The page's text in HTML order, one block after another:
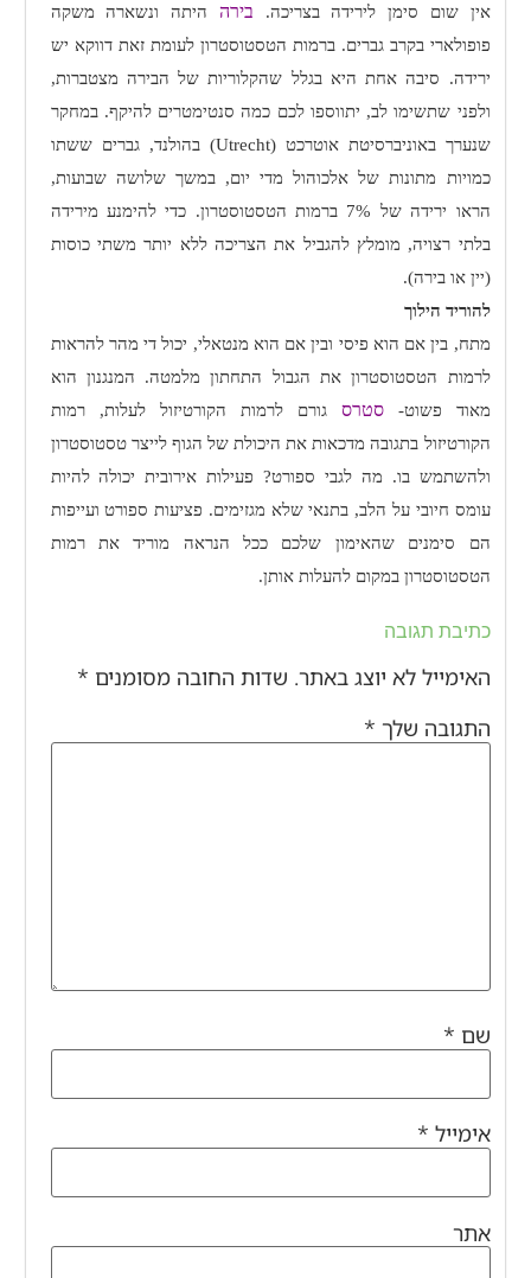
אין שום סימן לירידה בצריכה. בירה היתה ונשארה משקה
פופולארי בקרב גברים. ברמות הטסטוסטרון לעומת זאת דווקא יש
ירידה. סיבה אחת היא בגלל שהקלוריות של הבירה מצטברות,
ולפני שתשימו לב, יתווספו לכם כמה סנטימטרים להיקף. במחקר
שנערך באוניברסיטת אוטרכט (Utrecht) בהולנד, גברים ששתו
כמויות מתונות של אלכוהול מדי יום, במשך שלושה שבועות,
הראו ירידה של 7% ברמות הטסטוסטרון. כדי להימנע מירידה
בלתי רצויה, מומלץ להגביל את הצריכה ללא יותר משתי כוסות
(יין או בירה).
להוריד הילוך
מתח, בין אם הוא פיסי ובין אם הוא מנטאלי, יכול די מהר להראות
לרמות הטסטוסטרון את הגבול התחתון מלמטה. המנגנון הוא
מאוד פשוט-סטרס גורם לרמות הקורטיזול לעלות, רמות
הקורטיזול בתגובה מדכאות את היכולת של הגוף לייצר טסטוסטרון
ולהשתמש בו. מה לגבי ספורט? פעילות אירובית יכולה להיות
עומס חיובי על הלב, בתנאי שלא מגזימים. פציעות ספורט ועייפות
הם סימנים שהאימון שלכם ככל הנראה מוריד את רמות
הטסטוסטרון במקום להעלות אותן.
כתיבת תגובה
האימייל לא יוצג באתר. שדות החובה מסומנים *
התגובה שלך *
שם *
אימייל *
אתר